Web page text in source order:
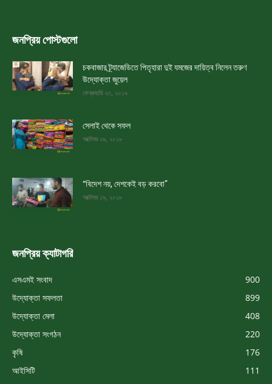
জনপ্রিয় পোস্টগুলো
চকবাজার ট্র্যাজেডিতে পিতৃহারা দুই যমজের দায়িত্ব নিলেন তরুণ
উদ্যোক্তা জুয়েল
ফেব্রুয়ারি ২৩, ২০১৯
সেলাই থেকে সফল
অক্টোবর ২৯, ২০১৮
“বিদেশ নয়, দেশকেই বড় করবো”
অক্টোবর ১৯, ২০১৮
জনপ্রিয় ক্যাটাগরি
এসএমই সংবাদ
900
উদ্যোক্তা সফলতা
899
উদ্যোক্তা মেলা
408
উদ্যোক্তা সংগঠন
220
কৃষি
176
আইসিটি
111